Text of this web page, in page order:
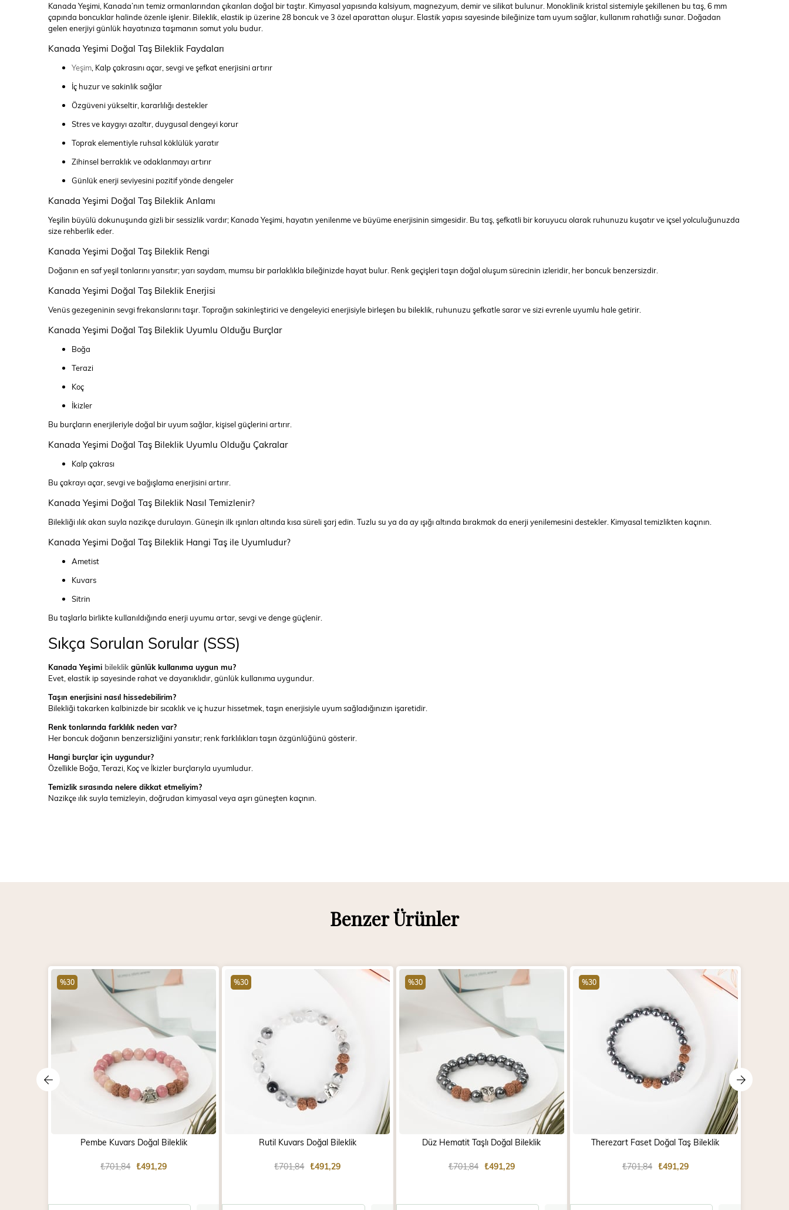
Kanada Yeşimi, Kanada’nın temiz ormanlarından çıkarılan doğal bir taştır. Kimyasal yapısında kalsiyum, magnezyum, demir ve silikat bulunur. Monoklinik kristal sistemiyle şekillenen bu taş, 6 mm
çapında boncuklar halinde özenle işlenir. Bileklik, elastik ip üzerine 28 boncuk ve 3 özel aparattan oluşur. Elastik yapısı sayesinde bileğinize tam uyum sağlar, kullanım rahatlığı sunar. Doğadan
gelen enerjiyi günlük hayatınıza taşımanın somut yolu budur.
Kanada Yeşimi Doğal Taş Bileklik Faydaları
Yeşim, Kalp çakrasını açar, sevgi ve şefkat enerjisini artırır
İç huzur ve sakinlik sağlar
Özgüveni yükseltir, kararlılığı destekler
Stres ve kaygıyı azaltır, duygusal dengeyi korur
Toprak elementiyle ruhsal köklülük yaratır
Zihinsel berraklık ve odaklanmayı artırır
Günlük enerji seviyesini pozitif yönde dengeler
Kanada Yeşimi Doğal Taş Bileklik Anlamı
Yeşilin büyülü dokunuşunda gizli bir sessizlik vardır; Kanada Yeşimi, hayatın yenilenme ve büyüme enerjisinin simgesidir. Bu taş, şefkatli bir koruyucu olarak ruhunuzu kuşatır ve içsel yolculuğunuzda
size rehberlik eder.
Kanada Yeşimi Doğal Taş Bileklik Rengi
Doğanın en saf yeşil tonlarını yansıtır; yarı saydam, mumsu bir parlaklıkla bileğinizde hayat bulur. Renk geçişleri taşın doğal oluşum sürecinin izleridir, her boncuk benzersizdir.
Kanada Yeşimi Doğal Taş Bileklik Enerjisi
Venüs gezegeninin sevgi frekanslarını taşır. Toprağın sakinleştirici ve dengeleyici enerjisiyle birleşen bu bileklik, ruhunuzu şefkatle sarar ve sizi evrenle uyumlu hale getirir.
Kanada Yeşimi Doğal Taş Bileklik Uyumlu Olduğu Burçlar
Boğa
Terazi
Koç
İkizler
Bu burçların enerjileriyle doğal bir uyum sağlar, kişisel güçlerini artırır.
Kanada Yeşimi Doğal Taş Bileklik Uyumlu Olduğu Çakralar
Kalp çakrası
Bu çakrayı açar, sevgi ve bağışlama enerjisini artırır.
Kanada Yeşimi Doğal Taş Bileklik Nasıl Temizlenir?
Bilekliği ılık akan suyla nazikçe durulayın. Güneşin ilk ışınları altında kısa süreli şarj edin. Tuzlu su ya da ay ışığı altında bırakmak da enerji yenilemesini destekler. Kimyasal temizlikten kaçının.
Kanada Yeşimi Doğal Taş Bileklik Hangi Taş ile Uyumludur?
Ametist
Kuvars
Sitrin
Bu taşlarla birlikte kullanıldığında enerji uyumu artar, sevgi ve denge güçlenir.
Sıkça Sorulan Sorular (SSS)
Kanada Yeşimi bileklik günlük kullanıma uygun mu?
Evet, elastik ip sayesinde rahat ve dayanıklıdır, günlük kullanıma uygundur.
Taşın enerjisini nasıl hissedebilirim?
Bilekliği takarken kalbinizde bir sıcaklık ve iç huzur hissetmek, taşın enerjisiyle uyum sağladığınızın işaretidir.
Renk tonlarında farklılık neden var?
Her boncuk doğanın benzersizliğini yansıtır; renk farklılıkları taşın özgünlüğünü gösterir.
Hangi burçlar için uygundur?
Özellikle Boğa, Terazi, Koç ve İkizler burçlarıyla uyumludur.
Temizlik sırasında nelere dikkat etmeliyim?
Nazikçe ılık suyla temizleyin, doğrudan kimyasal veya aşırı güneşten kaçının.
Benzer Ürünler
Pembe Kuvars Doğal Bileklik
₺491,29
₺701,84
%30
Rutil Kuvars Doğal Bileklik
₺491,29
₺701,84
%30
Düz Hematit Taşlı Doğal Bileklik
₺491,29
₺701,84
%30
Therezart Faset Doğal Taş Bileklik
₺491,29
₺701,84
%30